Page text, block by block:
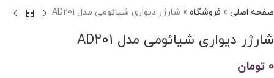
صفحه اصلی » فروشگاه » شارژر دیواری شیائومی مدل AD201
شارژر دیواری شیائومی مدل AD201
0 تومان